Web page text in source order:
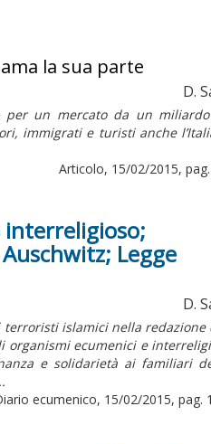
la sua parte
D.
per un mercato da un
immigrati e turisti anche
Articolo, 15/02/2015,
interreligioso;
Legge
D.
terroristi islamici nella redazione
organismi ecumenici e
e solidarietà ai familiari
ecumenico, 15/02/2015, pag.